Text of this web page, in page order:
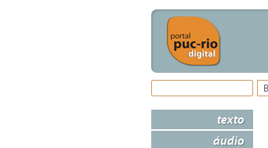
texto
áudio